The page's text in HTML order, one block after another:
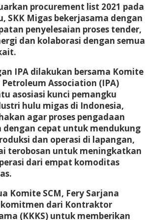
procurement list 2021 pada
SKK Migas bekerjasama dengan
penyelesaian proses tender,
dan kolaborasi dengan semua
IPA dilakukan bersama Komite
Petroleum Association (IPA)
asosiasi kunci pemangku
hulu migas di Indonesia,
agar proses pengadaan
cepat untuk mendukung
dan operasi di lapangan,
terobosan untuk meningkatkan
dari empat komoditas
Komite SCM, Fery Sarjana
dari Kontraktor
(KKKS) untuk memberikan